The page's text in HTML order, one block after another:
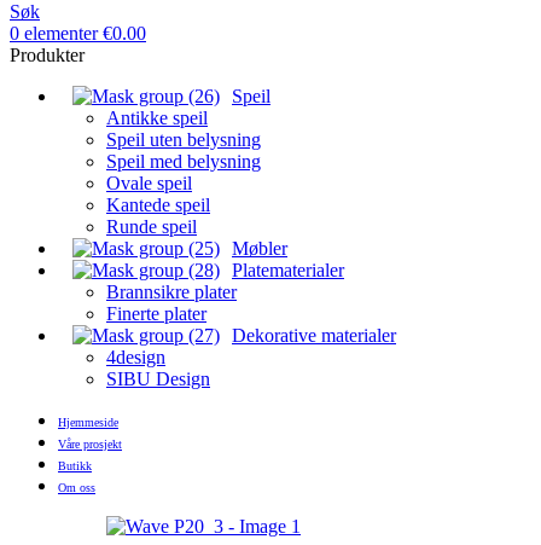
Søk
0 elementer €0.00
Produkter
Speil
Antikke speil
Speil uten belysning
Speil med belysning
Ovale speil
Kantede speil
Runde speil
Møbler
Platematerialer
Brannsikre plater
Finerte plater
Dekorative materialer
4design
SIBU Design
Hjemmeside
Våre prosjekt
Butikk
Om oss